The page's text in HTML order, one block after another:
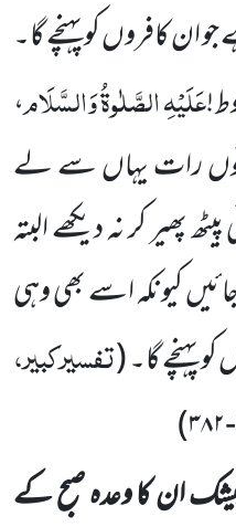
ان کافروں کو پہنچے گا۔
عَلَیْہِ الصَّلٰوۃُ وَالسَّلَام،
رات یہاں سے لے
پیٹھ پھیر کر نہ دیکھے البتہ
کیونکہ اسے بھی وہی
پہنچے گا۔(تفسیرکبیر،
-۳۸۲)
انکا وعدہ صبح کے